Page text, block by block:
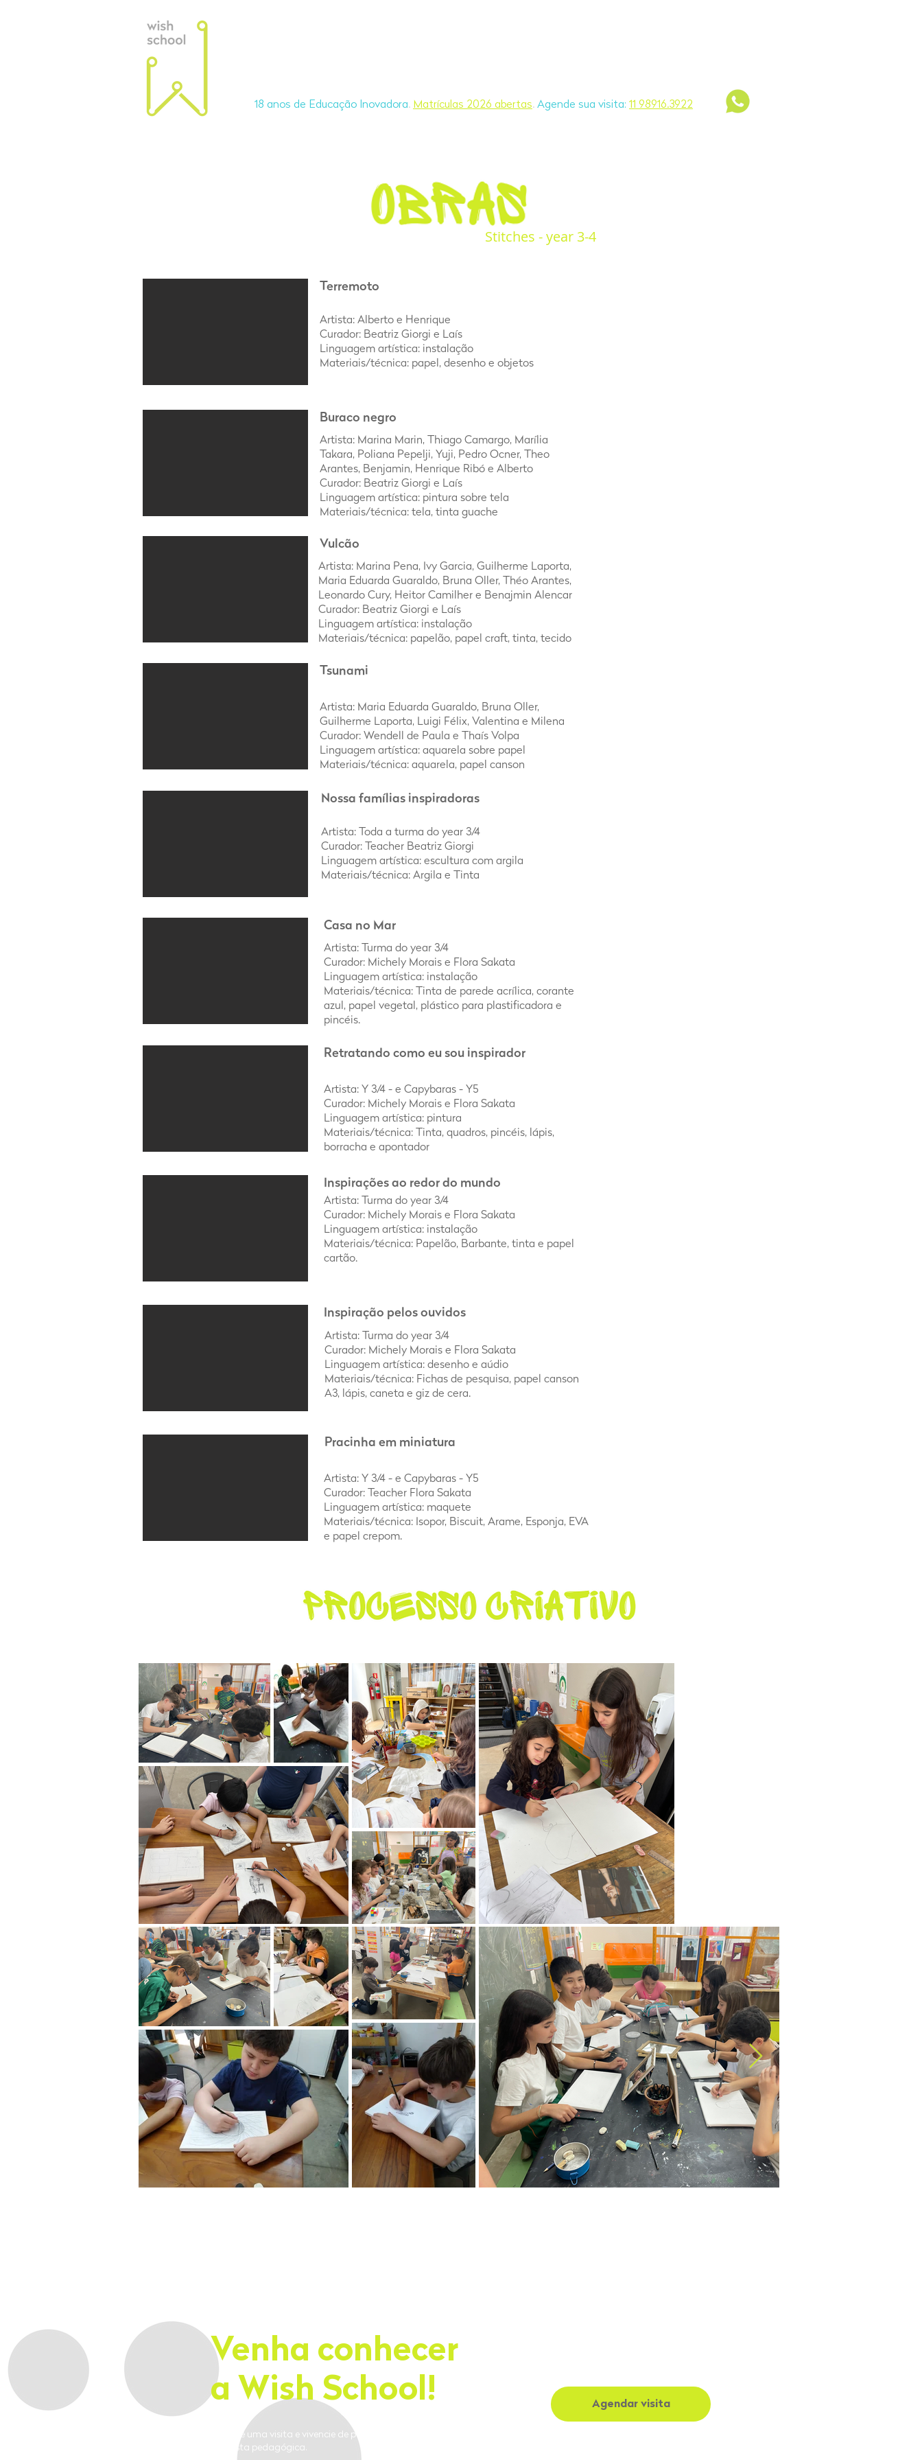
18 anos de Educação Inovadora. Matrículas 2026 abertas. Agende sua visita: 11 98916.3922
Stitches - year 3-4
Terremoto
Artista: Alberto e Henrique
Curador: Beatriz Giorgi e Laís
Linguagem artística: instalação
Materiais/técnica: papel, desenho e objetos
Buraco negro
Artista: Marina Marin, Thiago Camargo, Marília
Takara, Poliana Pepelji, Yuji, Pedro Ocner, Theo
Arantes, Benjamin, Henrique Ribó e Alberto
Curador: Beatriz Giorgi e Laís
Linguagem artística: pintura sobre tela
Materiais/técnica: tela, tinta guache
Vulcão
Artista: Marina Pena, Ivy Garcia, Guilherme Laporta,
Maria Eduarda Guaraldo, Bruna Oller, Théo Arantes,
Leonardo Cury, Heitor Camilher e Benajmin Alencar
Curador: Beatriz Giorgi e Laís
Linguagem artística: instalação
Materiais/técnica: papelão, papel craft, tinta, tecido
Tsunami
Artista: Maria Eduarda Guaraldo, Bruna Oller,
Guilherme Laporta, Luigi Félix, Valentina e Milena
Curador: Wendell de Paula e Thaís Volpa
Linguagem artística: aquarela sobre papel
Materiais/técnica: aquarela, papel canson
Nossa famílias inspiradoras
Artista: Toda a turma do year 3/4
Curador: Teacher Beatriz Giorgi
Linguagem artística: escultura com argila
Materiais/técnica: Argila e Tinta
Casa no Mar
Artista: Turma do year 3/4
Curador: Michely Morais e Flora Sakata
Linguagem artística: instalação
Materiais/técnica: Tinta de parede acrílica, corante
azul, papel vegetal, plástico para plastificadora e
pincéis.
Retratando como eu sou inspirador
Artista: Y 3/4 - e Capybaras - Y5
Curador: Michely Morais e Flora Sakata
Linguagem artística: pintura
Materiais/técnica: Tinta, quadros, pincéis, lápis,
borracha e apontador
Inspirações ao redor do mundo
Artista: Turma do year 3/4
Curador: Michely Morais e Flora Sakata
Linguagem artística: instalação
Materiais/técnica: Papelão, Barbante, tinta e papel
cartão.
Inspiração pelos ouvidos
Artista: Turma do year 3/4
Curador: Michely Morais e Flora Sakata
Linguagem artística: desenho e aúdio
Materiais/técnica: Fichas de pesquisa, papel canson
A3, lápis, caneta e giz de cera.
Pracinha em miniatura
Artista: Y 3/4 - e Capybaras - Y5
Curador: Teacher Flora Sakata
Linguagem artística: maquete
Materiais/técnica: Isopor, Biscuit, Arame, Esponja, EVA
e papel crepom.
Venha conhecer
a Wish School!
Agende uma visita e vivencie de perto nossa
proposta pedagógica.
Agendar visita